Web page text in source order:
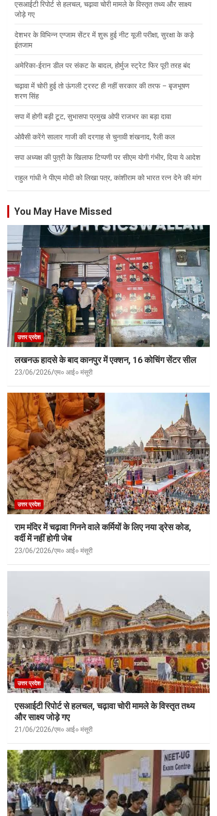
एसआईटी रिपोर्ट से हलचल, चढ़ावा चोरी मामले के विस्तृत तथ्य और साक्ष्य
जोड़े गए
देशभर के विभिन्न एग्जाम सेंटर में शुरू हुई नीट यूजी परीक्षा, सुरक्षा के कड़े
इंतजाम
अमेरिका-ईरान डील पर संकट के बादल, होर्मुज स्ट्रेट फिर पूरी तरह बंद
चढ़ावा में चोरी हुई तो ऊंगली ट्रस्ट ही नहीं सरकार की तरफ – बृजभूषण
शरण सिंह
सपा में होगी बड़ी टूट, सुभासपा प्रमुख ओपी राजभर का बड़ा दावा
ओवैसी करेंगे सालार गाजी की दरगाह से चुनावी शंखनाद, रैली कल
सपा अध्यक्ष की पुत्री के खिलाफ टिप्पणी पर सीएम योगी गंभीर, दिया ये आदेश
राहुल गांधी ने पीएम मोदी को लिखा पत्र, कांशीराम को भारत रत्न देने की मांग
You May Have Missed
उत्तर प्रदेश
लखनऊ हादसे के बाद कानपुर में एक्शन, 16 कोचिंग सेंटर सील
23/06/2026 एम० आई० मंसूरी
उत्तर प्रदेश
राम मंदिर में चढ़ावा गिनने वाले कर्मियों के लिए नया ड्रेस कोड,
वर्दी में नहीं होगी जेब
23/06/2026 एम० आई० मंसूरी
उत्तर प्रदेश
एसआईटी रिपोर्ट से हलचल, चढ़ावा चोरी मामले के विस्तृत तथ्य
और साक्ष्य जोड़े गए
21/06/2026 एम० आई० मंसूरी